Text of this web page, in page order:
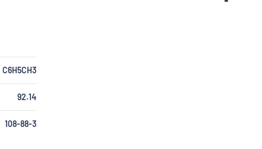
C6H5CH3
92.14
108-88-3